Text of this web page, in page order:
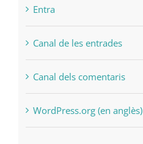
Entra
Canal de les entrades
Canal dels comentaris
WordPress.org (en anglès)